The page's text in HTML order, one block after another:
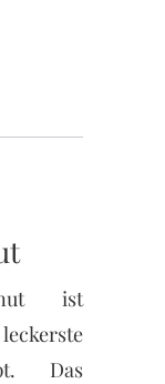
ist
Das